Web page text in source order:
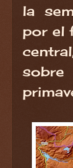
la
por el